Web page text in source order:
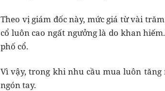
Theo vị giám đốc này, mức giá từ vài
cổ luôn cao ngất ngưởng là do khan
phố cổ.
Vì vậy, trong khi nhu cầu mua luôn
ngón tay.